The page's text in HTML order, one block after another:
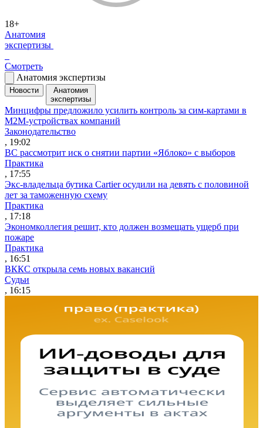
18+
Анатомия
экспертизы
Смотреть
Анатомия экспертизы
Новости
Анатомия
экспертизы
Минцифры предложило усилить контроль за сим-картами в
M2M-устройствах компаний
Законодательство
, 19:02
ВС рассмотрит иск о снятии партии «Яблоко» с выборов
Практика
, 17:55
Экс-владельца бутика Cartier осудили на девять с половиной
лет за таможенную схему
Практика
, 17:18
Экономколлегия решит, кто должен возмещать ущерб при
пожаре
Практика
, 16:51
ВККС открыла семь новых вакансий
Судьи
, 16:15